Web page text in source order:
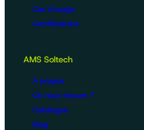
Cas d’usage
Certifications
AMS Soltech
À propos
Où nous trouver ?
Catalogue
Blog